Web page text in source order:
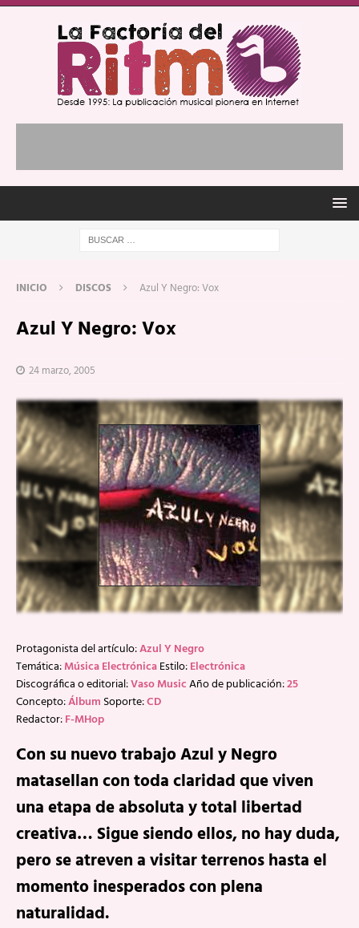
INICIO DISCOS Azul Y Negro: Vox
Azul Y Negro: Vox
24 marzo, 2005
Protagonista del artículo:Azul Y Negro
Temática:Música ElectrónicaEstilo:Electrónica
Discográfica o editorial:Vaso MusicAño de publicación:25
Concepto:Álbum Soporte:CD
Redactor:F-MHop
Con su nuevo trabajo Azul y Negro
matasellan con toda claridad que viven
una etapa de absoluta y total libertad
creativa… Sigue siendo ellos, no hay duda,
pero se atreven a visitar terrenos hasta el
momento inesperados con plena
naturalidad.